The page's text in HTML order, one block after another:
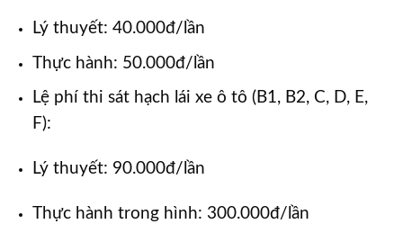
Lý thuyết: 40.000đ/lần
Thực hành: 50.000đ/lần
Lệ phí thi sát hạch lái xe ô tô (B1, B2, C, D, E,
F):
Lý thuyết: 90.000đ/lần
Thực hành trong hình: 300.000đ/lần